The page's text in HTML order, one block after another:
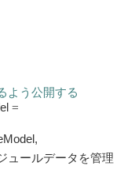
よう公開する
=
ュールデータを管理